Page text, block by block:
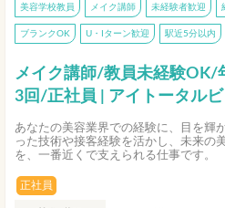
美容学校教員 メイク講師 未経験者歓迎
ブランクOK U・Iターン歓迎 駅近5分以内
メイク講師/教員未経験OK/
3回/正社員 | アイトータル
あなたの美容業界での経験に、目を輝
った技術や接客経験を活かし、未来の
を、一番近くで支えられる仕事です。
正社員